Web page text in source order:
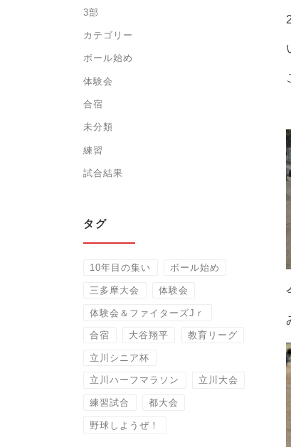
3部
カテゴリー
ボール始め
体験会
合宿
未分類
練習
試合結果
タグ
10年目の集い ボール始め
三多摩大会 体験会
体験会＆ファイターズJｒ
合宿 大谷翔平 教育リーグ
立川シニア杯
立川ハーフマラソン 立川大会
練習試合 都大会
野球しようぜ！